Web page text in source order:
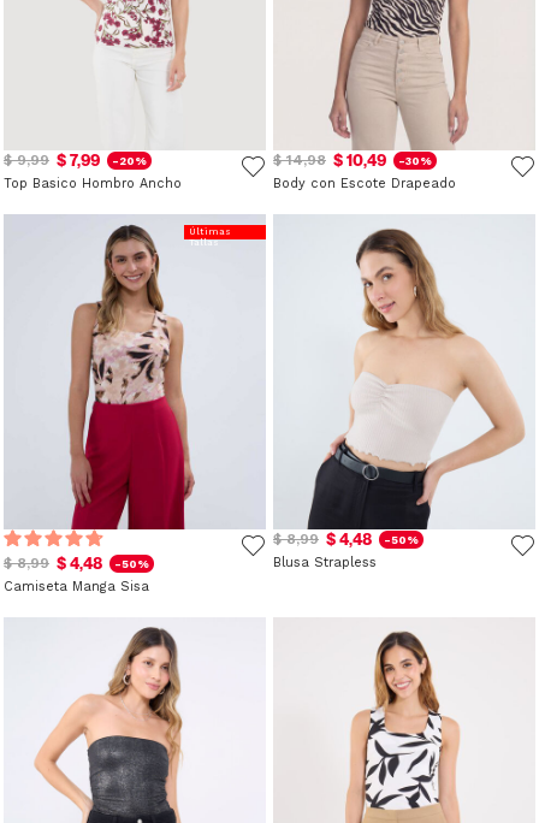
$ 9,99 $ 7,99 -20%
Top Basico Hombro Ancho
$ 14,98 $ 10,49 -30%
Body con Escote Drapeado
Últimas
Tallas
$ 8,99 $ 4,48 -50%
Camiseta Manga Sisa
$ 8,99 $ 4,48 -50%
Blusa Strapless